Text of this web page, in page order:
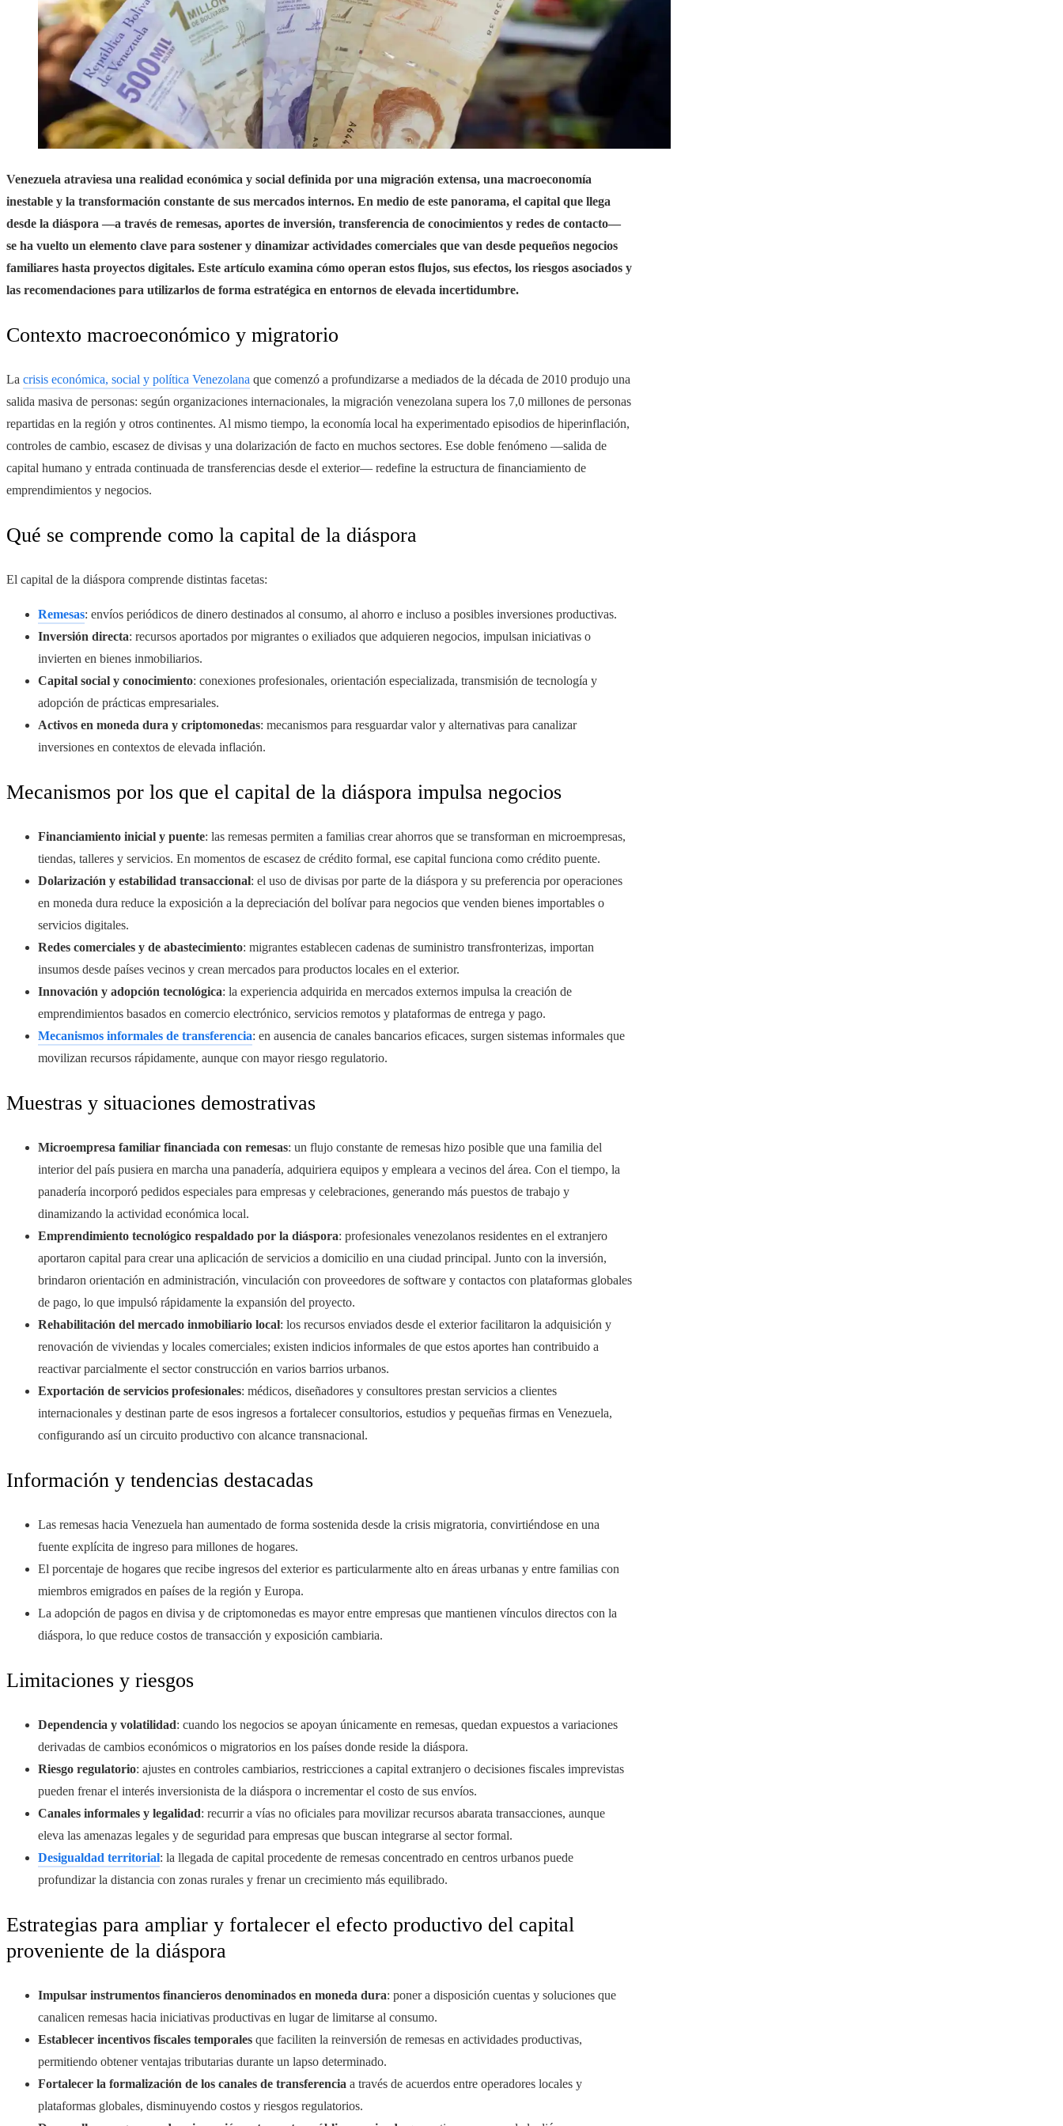
Venezuela atraviesa una realidad económica y social definida por una migración extensa, una macroeconomía
inestable y la transformación constante de sus mercados internos. En medio de este panorama, el capital que llega
desde la diáspora —a través de remesas, aportes de inversión, transferencia de conocimientos y redes de contacto—
se ha vuelto un elemento clave para sostener y dinamizar actividades comerciales que van desde pequeños negocios
familiares hasta proyectos digitales. Este artículo examina cómo operan estos flujos, sus efectos, los riesgos asociados y
las recomendaciones para utilizarlos de forma estratégica en entornos de elevada incertidumbre.
Contexto macroeconómico y migratorio
La crisis económica, social y política Venezolana que comenzó a profundizarse a mediados de la década de 2010 produjo una
salida masiva de personas: según organizaciones internacionales, la migración venezolana supera los 7,0 millones de personas
repartidas en la región y otros continentes. Al mismo tiempo, la economía local ha experimentado episodios de hiperinflación,
controles de cambio, escasez de divisas y una dolarización de facto en muchos sectores. Ese doble fenómeno —salida de
capital humano y entrada continuada de transferencias desde el exterior— redefine la estructura de financiamiento de
emprendimientos y negocios.
Qué se comprende como la capital de la diáspora
El capital de la diáspora comprende distintas facetas:
Remesas: envíos periódicos de dinero destinados al consumo, al ahorro e incluso a posibles inversiones productivas.
Inversión directa: recursos aportados por migrantes o exiliados que adquieren negocios, impulsan iniciativas o
invierten en bienes inmobiliarios.
Capital social y conocimiento: conexiones profesionales, orientación especializada, transmisión de tecnología y
adopción de prácticas empresariales.
Activos en moneda dura y criptomonedas: mecanismos para resguardar valor y alternativas para canalizar
inversiones en contextos de elevada inflación.
Mecanismos por los que el capital de la diáspora impulsa negocios
Financiamiento inicial y puente: las remesas permiten a familias crear ahorros que se transforman en microempresas,
tiendas, talleres y servicios. En momentos de escasez de crédito formal, ese capital funciona como crédito puente.
Dolarización y estabilidad transaccional: el uso de divisas por parte de la diáspora y su preferencia por operaciones
en moneda dura reduce la exposición a la depreciación del bolívar para negocios que venden bienes importables o
servicios digitales.
Redes comerciales y de abastecimiento: migrantes establecen cadenas de suministro transfronterizas, importan
insumos desde países vecinos y crean mercados para productos locales en el exterior.
Innovación y adopción tecnológica: la experiencia adquirida en mercados externos impulsa la creación de
emprendimientos basados en comercio electrónico, servicios remotos y plataformas de entrega y pago.
Mecanismos informales de transferencia: en ausencia de canales bancarios eficaces, surgen sistemas informales que
movilizan recursos rápidamente, aunque con mayor riesgo regulatorio.
Muestras y situaciones demostrativas
Microempresa familiar financiada con remesas: un flujo constante de remesas hizo posible que una familia del
interior del país pusiera en marcha una panadería, adquiriera equipos y empleara a vecinos del área. Con el tiempo, la
panadería incorporó pedidos especiales para empresas y celebraciones, generando más puestos de trabajo y
dinamizando la actividad económica local.
Emprendimiento tecnológico respaldado por la diáspora: profesionales venezolanos residentes en el extranjero
aportaron capital para crear una aplicación de servicios a domicilio en una ciudad principal. Junto con la inversión,
brindaron orientación en administración, vinculación con proveedores de software y contactos con plataformas globales
de pago, lo que impulsó rápidamente la expansión del proyecto.
Rehabilitación del mercado inmobiliario local: los recursos enviados desde el exterior facilitaron la adquisición y
renovación de viviendas y locales comerciales; existen indicios informales de que estos aportes han contribuido a
reactivar parcialmente el sector construcción en varios barrios urbanos.
Exportación de servicios profesionales: médicos, diseñadores y consultores prestan servicios a clientes
internacionales y destinan parte de esos ingresos a fortalecer consultorios, estudios y pequeñas firmas en Venezuela,
configurando así un circuito productivo con alcance transnacional.
Información y tendencias destacadas
Las remesas hacia Venezuela han aumentado de forma sostenida desde la crisis migratoria, convirtiéndose en una
fuente explícita de ingreso para millones de hogares.
El porcentaje de hogares que recibe ingresos del exterior es particularmente alto en áreas urbanas y entre familias con
miembros emigrados en países de la región y Europa.
La adopción de pagos en divisa y de criptomonedas es mayor entre empresas que mantienen vínculos directos con la
diáspora, lo que reduce costos de transacción y exposición cambiaria.
Limitaciones y riesgos
Dependencia y volatilidad: cuando los negocios se apoyan únicamente en remesas, quedan expuestos a variaciones
derivadas de cambios económicos o migratorios en los países donde reside la diáspora.
Riesgo regulatorio: ajustes en controles cambiarios, restricciones a capital extranjero o decisiones fiscales imprevistas
pueden frenar el interés inversionista de la diáspora o incrementar el costo de sus envíos.
Canales informales y legalidad: recurrir a vías no oficiales para movilizar recursos abarata transacciones, aunque
eleva las amenazas legales y de seguridad para empresas que buscan integrarse al sector formal.
Desigualdad territorial: la llegada de capital procedente de remesas concentrado en centros urbanos puede
profundizar la distancia con zonas rurales y frenar un crecimiento más equilibrado.
Estrategias para ampliar y fortalecer el efecto productivo del capital
proveniente de la diáspora
Impulsar instrumentos financieros denominados en moneda dura: poner a disposición cuentas y soluciones que
canalicen remesas hacia iniciativas productivas en lugar de limitarse al consumo.
Establecer incentivos fiscales temporales que faciliten la reinversión de remesas en actividades productivas,
permitiendo obtener ventajas tributarias durante un lapso determinado.
Fortalecer la formalización de los canales de transferencia a través de acuerdos entre operadores locales y
plataformas globales, disminuyendo costos y riesgos regulatorios.